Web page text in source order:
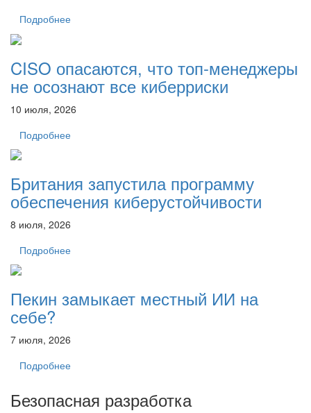
Подробнее
CISO опасаются, что топ-менеджеры
не осознают все киберриски
10 июля, 2026
Подробнее
Британия запустила программу
обеспечения киберустойчивости
8 июля, 2026
Подробнее
Пекин замыкает местный ИИ на
себе?
7 июля, 2026
Подробнее
Безопасная разработка